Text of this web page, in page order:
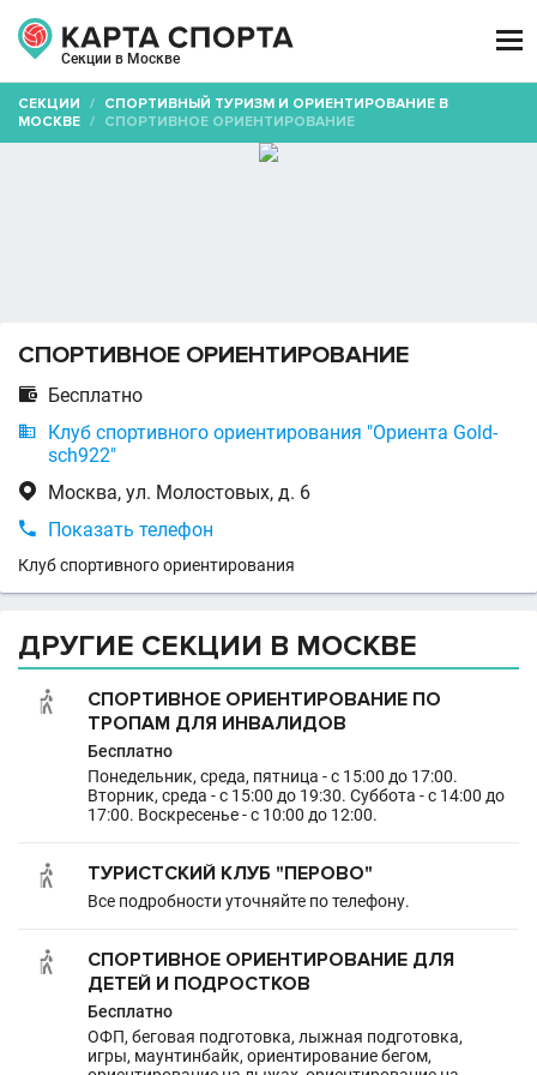
Секции в Москве

СЕКЦИИ / СПОРТИВНЫЙ ТУРИЗМ И ОРИЕНТИРОВАНИЕ В
МОСКВЕ / СПОРТИВНОЕ ОРИЕНТИРОВАНИЕ
СПОРТИВНОЕ ОРИЕНТИРОВАНИЕ
 Бесплатно

Клуб спортивного ориентирования "Ориента Gold-
sch922"
 Москва, ул. Молостовых, д. 6
 Показать телефон
Клуб спортивного ориентирования
ДРУГИЕ СЕКЦИИ В МОСКВЕ
СПОРТИВНОЕ ОРИЕНТИРОВАНИЕ ПО
ТРОПАМ ДЛЯ ИНВАЛИДОВ
Бесплатно
Понедельник, среда, пятница - с 15:00 до 17:00.
Вторник, среда - с 15:00 до 19:30. Суббота - с 14:00 до
17:00. Воскресенье - с 10:00 до 12:00.
ТУРИСТСКИЙ КЛУБ "ПЕРОВО"
Все подробности уточняйте по телефону.
СПОРТИВНОЕ ОРИЕНТИРОВАНИЕ ДЛЯ
ДЕТЕЙ И ПОДРОСТКОВ
Бесплатно
ОФП, беговая подготовка, лыжная подготовка,
игры, маунтинбайк, ориентирование бегом,